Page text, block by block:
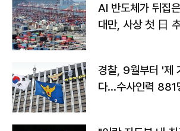
AI 반도체가 뒤집
대만, 사상 첫 日
경찰, 9월부터 '제
다…수사인력 881